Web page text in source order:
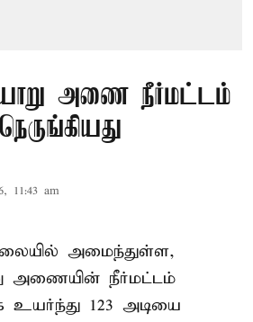
அணை நீர்மட்டம்
11:43 am
அமைந்துள்ள,
அணையின் நீர்மட்டம்
உயர்ந்து 123 அடியை